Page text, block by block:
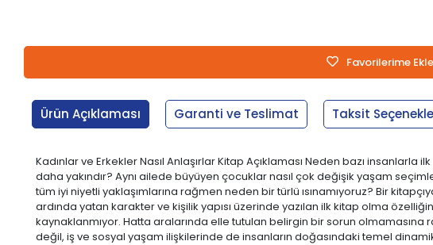
Favorilerime Ekle
Ürün Açıklaması Garanti ve Teslimat Taksit
Kadınlar ve Erkekler Nasıl Anlaşırlar Kitap Açıklaması Neden bazı
daha yakındır? Aynı ailede büyüyen çocuklar nasıl çok değişik yaşam
tüm iyi niyetli yaklaşımlarına rağmen neden bir türlü ısınamıyoruz? Bir
ardında yatan karakter ve kişilik yapısı üzerinde yazılan ilk kitap olma
kaynaklanmıyor. Hatta aralarında elle tutulan belirgin bir sorun
değil, iş ve sosyal yaşam ilişkilerinde de insanların doğasındaki temel